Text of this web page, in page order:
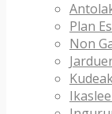
Plan
Non